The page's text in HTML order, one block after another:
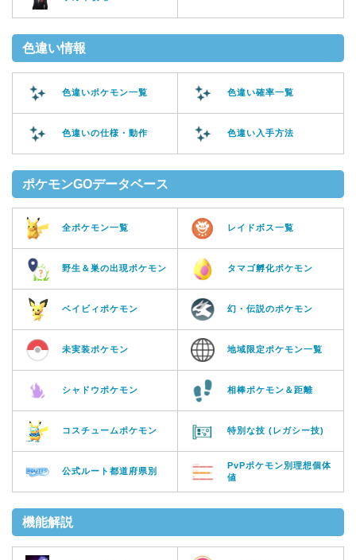
色違い情報
色違いポケモン一覧 色違い確率一覧
色違いの仕様・動作 色違い入手方法
ポケモンGOデータベース
全ポケモン一覧 レイドボス一覧
野生＆巣の出現ポケモン タマゴ孵化ポケモン
ベイビィポケモン 幻・伝説のポケモン
未実装ポケモン 地域限定ポケモン一覧
シャドウポケモン 相棒ポケモン＆距離
コスチュームポケモン 特別な技 (レガシー技)
公式ルート都道府県別
PvPポケモン別理想個体
値
機能解説